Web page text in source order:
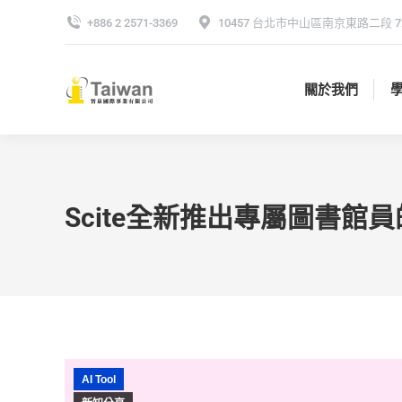
+886 2 2571-3369 10457 台北市中山區南京東路二段
關於我們
Scite全新推出專屬圖書館
AI Tool
關於我們